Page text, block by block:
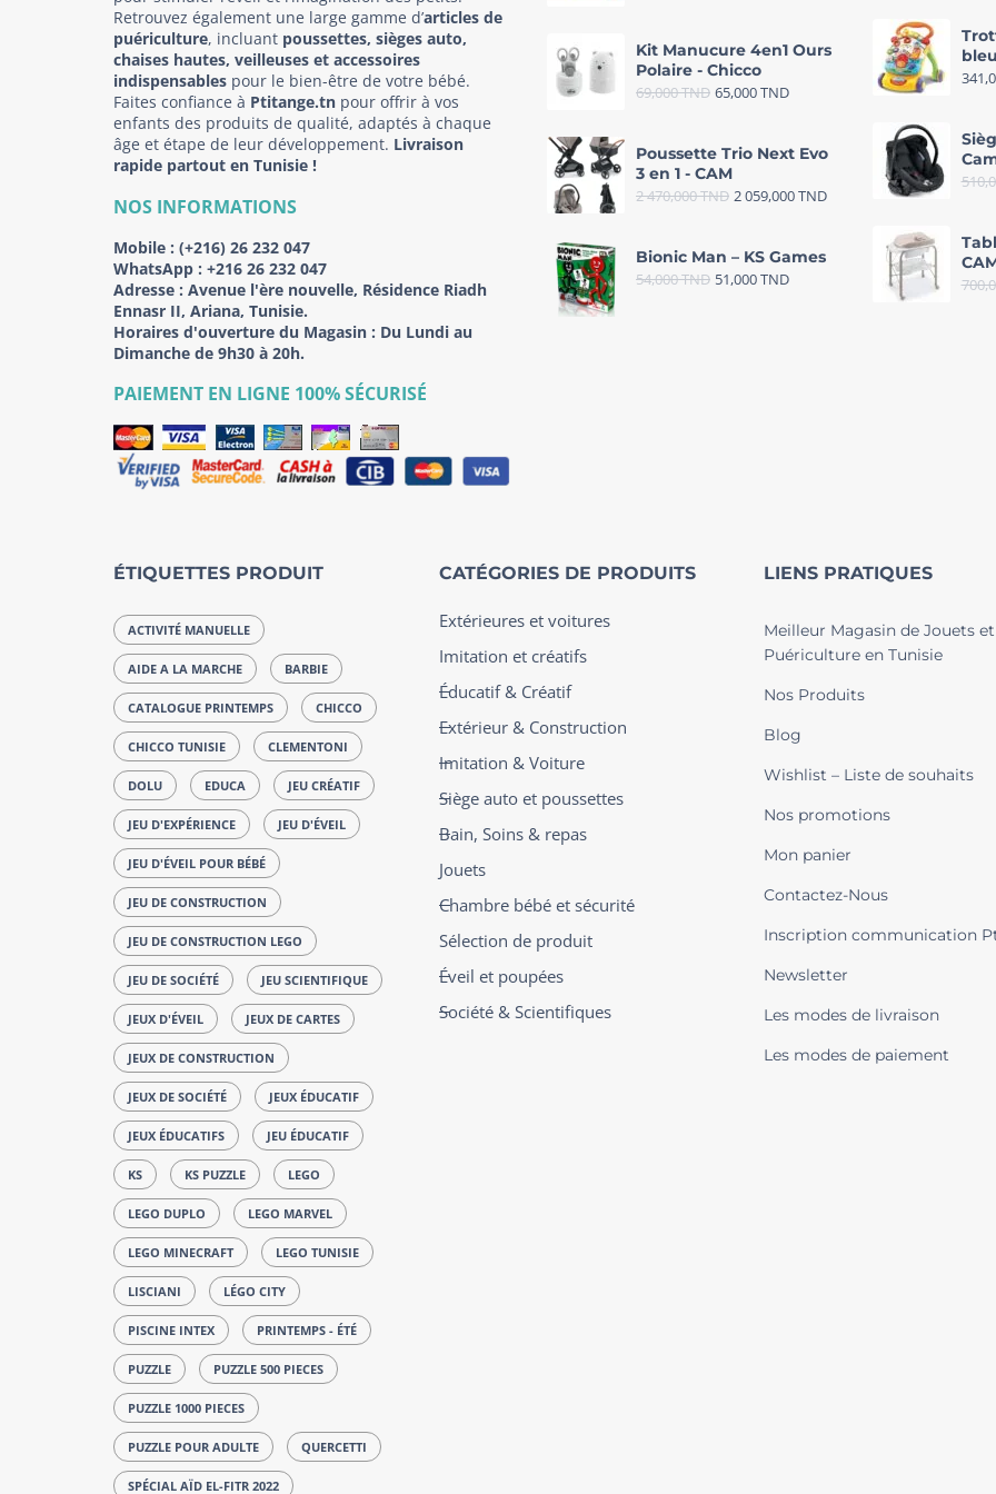
Retrouvez également une large gamme d’articles de
puériculture, incluant poussettes, sièges auto,
chaises hautes, veilleuses et accessoires
indispensables pour le bien-être de votre bébé.
Faites confiance à Ptitange.tn pour offrir à vos
enfants des produits de qualité, adaptés à chaque
âge et étape de leur développement. Livraison
rapide partout en Tunisie !
NOS INFORMATIONS
Mobile : (+216) 26 232 047
WhatsApp : +216 26 232 047
Adresse : Avenue l'ère nouvelle, Résidence Riadh
Ennasr II, Ariana, Tunisie.
Horaires d'ouverture du Magasin : Du Lundi au
Dimanche de 9h30 à 20h.
PAIEMENT EN LIGNE 100% SÉCURISÉ
Kit Manucure 4en1 Ours
Polaire - Chicco
69,000TND 65,000TND
Poussette Trio Next Evo
3 en 1 - CAM
2 470,000TND 2 059,000TND
Bionic Man – KS Games
54,000TND 51,000TND
ÉTIQUETTES PRODUIT
ACTIVITÉ MANUELLE
AIDE A LA MARCHE BARBIE
CATALOGUE PRINTEMPS CHICCO
CHICCO TUNISIE CLEMENTONI
DOLU EDUCA JEU CRÉATIF
JEU D'EXPÉRIENCE JEU D'ÉVEIL
JEU D'ÉVEIL POUR BÉBÉ
JEU DE CONSTRUCTION
JEU DE CONSTRUCTION LEGO
JEU DE SOCIÉTÉ JEU SCIENTIFIQUE
JEUX D'ÉVEIL JEUX DE CARTES
JEUX DE CONSTRUCTION
JEUX DE SOCIÉTÉ JEUX ÉDUCATIF
JEUX ÉDUCATIFS JEU ÉDUCATIF
KS KS PUZZLE LEGO
LEGO DUPLO LEGO MARVEL
LEGO MINECRAFT LEGO TUNISIE
LISCIANI LÉGO CITY
PISCINE INTEX PRINTEMPS - ÉTÉ
PUZZLE PUZZLE 500 PIECES
PUZZLE 1000 PIECES
PUZZLE POUR ADULTE QUERCETTI
SPÉCIAL AÏD EL-FITR 2022
CATÉGORIES DE PRODUITS
Extérieures et voitures
Imitation et créatifs
Éducatif & Créatif
Extérieur & Construction
Imitation & Voiture
Siège auto et poussettes
Bain, Soins & repas
Jouets
Chambre bébé et sécurité
Sélection de produit
Éveil et poupées
Société & Scientifiques
LIENS PRATIQUES
Meilleur Magasin de Jouets et
Puériculture en Tunisie
Nos Produits
Blog
Wishlist – Liste de souhaits
Nos promotions
Mon panier
Contactez-Nous
Inscription communication
Newsletter
Les modes de livraison
Les modes de paiement